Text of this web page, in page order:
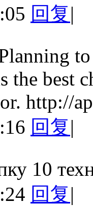
回复|
the best
http://
回复|
10
回复|